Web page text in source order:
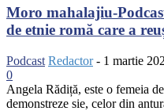
Moro mahalajiu-
de etnie romă care a
Podcast Redactor - 1 martie
0
Angela Rădiță, este o femeia
demonstreze sie, celor din